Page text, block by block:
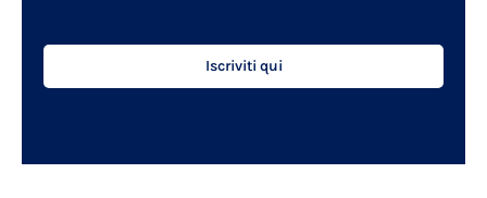
Iscriviti qui